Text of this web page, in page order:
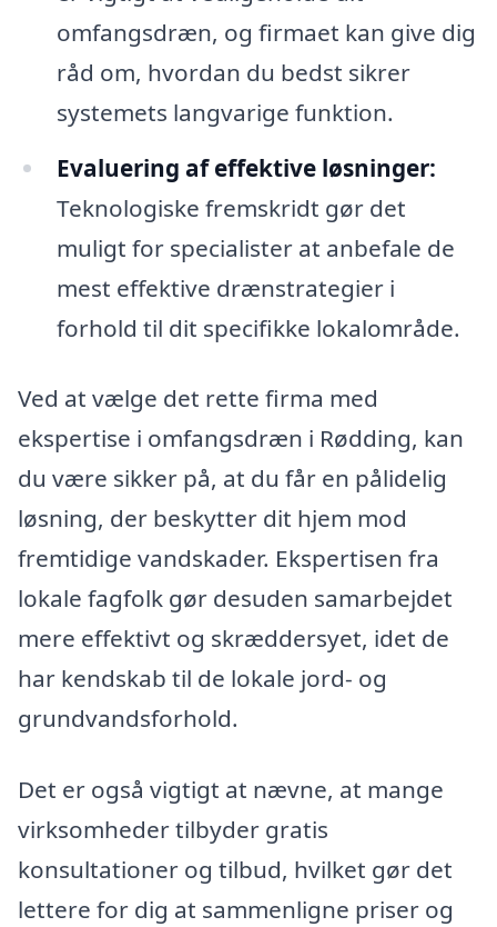
omfangsdræn, og firmaet kan give dig
råd om, hvordan du bedst sikrer
systemets langvarige funktion.
Evaluering af effektive løsninger:
Teknologiske fremskridt gør det
muligt for specialister at anbefale de
mest effektive drænstrategier i
forhold til dit specifikke lokalområde.
Ved at vælge det rette firma med
ekspertise i omfangsdræn i Rødding, kan
du være sikker på, at du får en pålidelig
løsning, der beskytter dit hjem mod
fremtidige vandskader. Ekspertisen fra
lokale fagfolk gør desuden samarbejdet
mere effektivt og skræddersyet, idet de
har kendskab til de lokale jord- og
grundvandsforhold.
Det er også vigtigt at nævne, at mange
virksomheder tilbyder gratis
konsultationer og tilbud, hvilket gør det
lettere for dig at sammenligne priser og